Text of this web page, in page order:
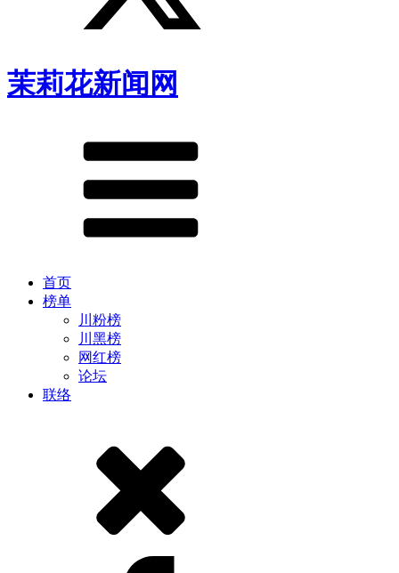
茉莉花新闻网
首页
榜单
川粉榜
川黑榜
网红榜
论坛
联络